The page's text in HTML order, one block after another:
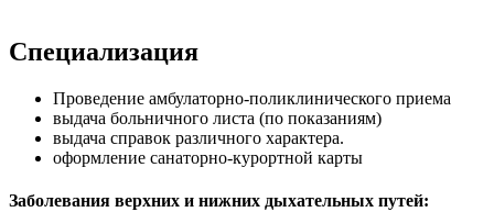
Специализация
Проведение амбулаторно-поликлинического приема
выдача больничного листа (по показаниям)
выдача справок различного характера.
оформление санаторно-курортной карты
Заболевания верхних и нижних дыхательных путей: